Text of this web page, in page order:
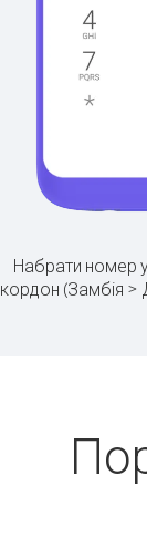
Набрати номер
кордон (Замбія >